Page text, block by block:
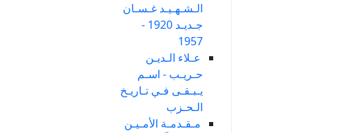
الـشـهـيـد غـسـان
جـديـد 1920 -
1957
عـلاء الـديـن
حـريـب - اسـم
يـبـقـى فـي تـاريـخ
الـحـزب
مـقـدمـة الأمـيـن